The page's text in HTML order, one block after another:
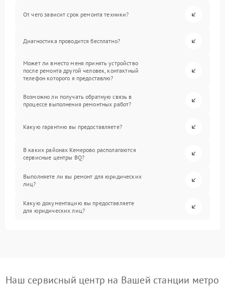
От чего зависит срок ремонта техники?
Диагностика проводится бесплатно?
Может ли вместо меня принять устройство
после ремонта другой человек, контактный
телефон которого я предоставлю?
Возможно ли получать обратную связь в
процессе выполнения ремонтных работ?
Какую гарантию вы предоставляете?
В каких районах Кемерово располагаются
сервисные центры BQ?
Выполняете ли вы ремонт для юридических
лиц?
Какую документацию вы предоставляете
для юридических лиц?
Наш сервисный центр на Вашей станции метро